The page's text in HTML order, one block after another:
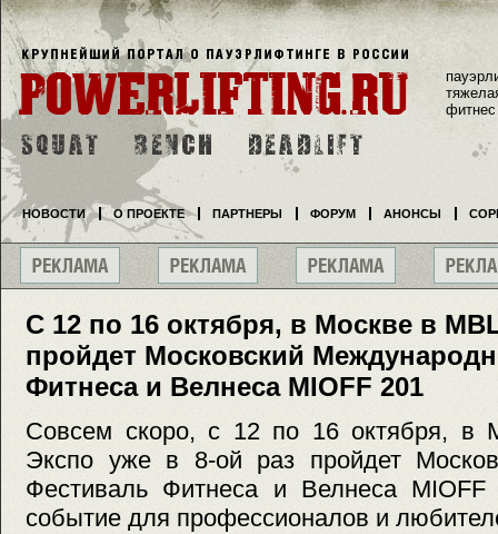
С 12 по 16 октября, в Москве в
пройдет Московский
Фитнеса и Велнеса MIOFF 201
Совсем скоро, с 12 по 16 октября, в
Экспо уже в 8-ой раз пройдет
Фестиваль Фитнеса и Велнеса
событие для профессионалов и
фитнес
НОВОСТИ О ПРОЕКТЕ ПАРТНЕРЫ ФОРУМ АНОНСЫ